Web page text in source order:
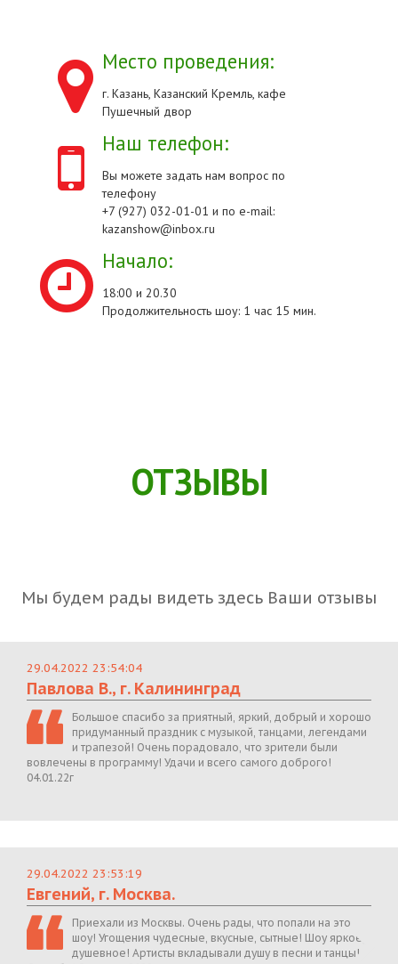
Место проведения:
г. Казань, Казанский Кремль, кафе
Пушечный двор
Наш телефон:
Вы можете задать нам вопрос по
телефону
+7 (927) 032-01-01 и по e-mail:
kazanshow@inbox.ru
Начало:
18:00 и 20.30
Продолжительность шоу: 1 час 15 мин.
ОТЗЫВЫ
Мы будем рады видеть здесь Ваши отзывы
29.04.2022 23:54:04
Павлова В., г. Калининград
Большое спасибо за приятный, яркий, добрый и хорошо
придуманный праздник с музыкой, танцами, легендами
и трапезой! Очень порадовало, что зрители были
вовлечены в программу! Удачи и всего самого доброго!
04.01.22г
29.04.2022 23:53:19
Евгений, г. Москва.
Приехали из Москвы. Очень рады, что попали на это
шоу! Угощения чудесные, вкусные, сытные! Шоу яркое,
душевное! Артисты вкладывали душу в песни и танцы!